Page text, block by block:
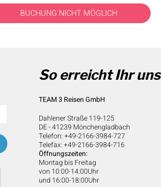
BUCHUNG NICHT MÖGLICH
So erreicht Ihr uns
TEAM 3 Reisen GmbH
Dahlener Straße 119-125
DE - 41239 Mönchengladbach
Telefon: +49-2166-3984-727
Telefax: +49-2166-3984-716
Öffnungszeiten:
Montag bis Freitag
von 10:00-14:00Uhr
und 16:00-18:00Uhr